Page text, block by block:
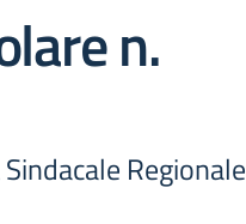
n.
Regionale